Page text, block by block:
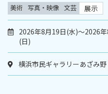
美術 写真・映像 文芸 展示
2026年8月19日(水)～2026
(日)
横浜市民ギャラリーあざみ野